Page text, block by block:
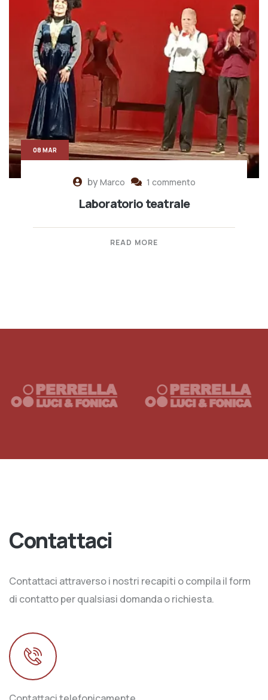
byMarco 1 commento
Laboratorio teatrale
READ MORE
08 MAR
Contattaci
Contattaci attraverso i nostri recapiti o compila il form
di contatto per qualsiasi domanda o richiesta.